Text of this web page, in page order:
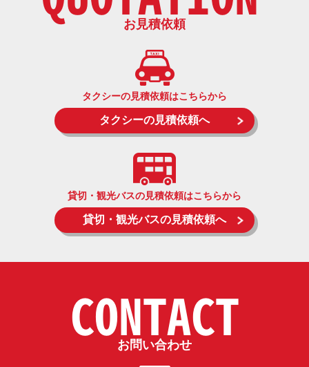
お見積依頼
タクシーの見積依頼はこちらから
タクシーの見積依頼へ
貸切・観光バスの見積依頼はこちらから
貸切・観光バスの見積依頼へ
CONTACT
お問い合わせ